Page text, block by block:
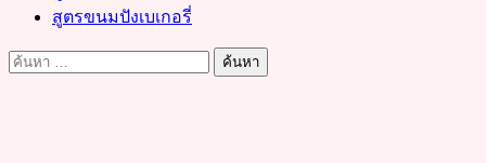
สูตรขนมปังเบเกอรี่
ค้นหา